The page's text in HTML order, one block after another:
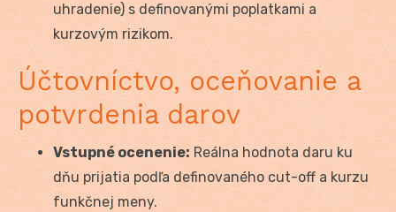
uhradenie) s definovanými poplatkami a
kurzovým rizikom.
Účtovníctvo, oceňovanie a
potvrdenia darov
Vstupné ocenenie: Reálna hodnota daru ku
dňu prijatia podľa definovaného cut-off a kurzu
funkčnej meny.